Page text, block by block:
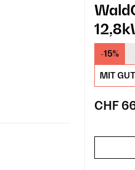
-15%
MIT
CHF